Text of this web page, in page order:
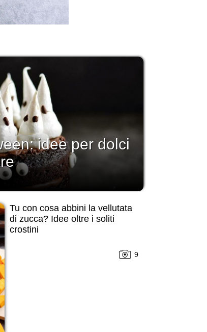
idee per dolci
Tu con cosa abbini la vellutata
di zucca? Idee oltre i soliti
crostini
9